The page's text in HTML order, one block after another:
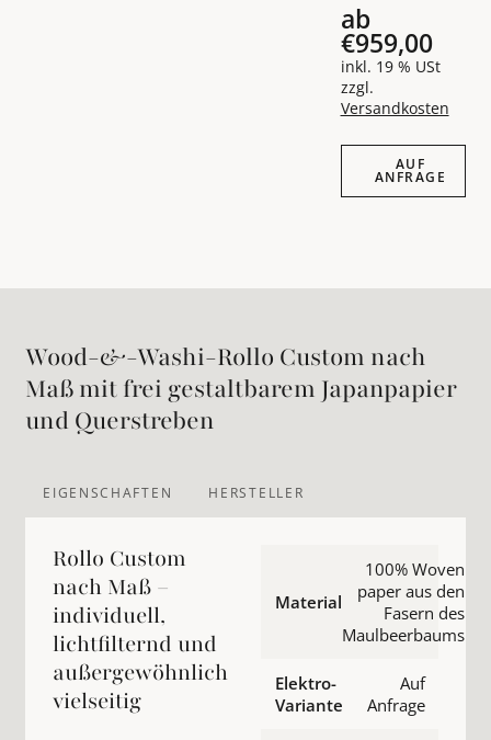
ab
€959,00
inkl. 19 % USt
zzgl.
Versandkosten
Auf Anfrage
AUF
ANFRAGE
Wood-&-Washi-Rollo Custom nach
Maß mit frei gestaltbarem Japanpapier
und Querstreben
EIGENSCHAFTEN HERSTELLER
Rollo Custom
nach Maß –
individuell,
lichtfilternd und
außergewöhnlich
vielseitig
Material
100% Woven
paper aus den
Fasern des
Maulbeerbaums
Elektro-
Variante
Auf
Anfrage